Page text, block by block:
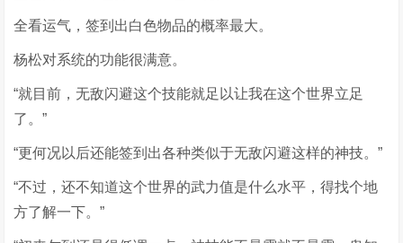
全看运气，签到出白色物品的概率最大。
杨松对系统的功能很满意。
“就目前，无敌闪避这个技能就足以让我在这个世界立足
了。”
“更何况以后还能签到出各种类似于无敌闪避这样的神技。”
“不过，还不知道这个世界的武力值是什么水平，得找个地
方了解一下。”